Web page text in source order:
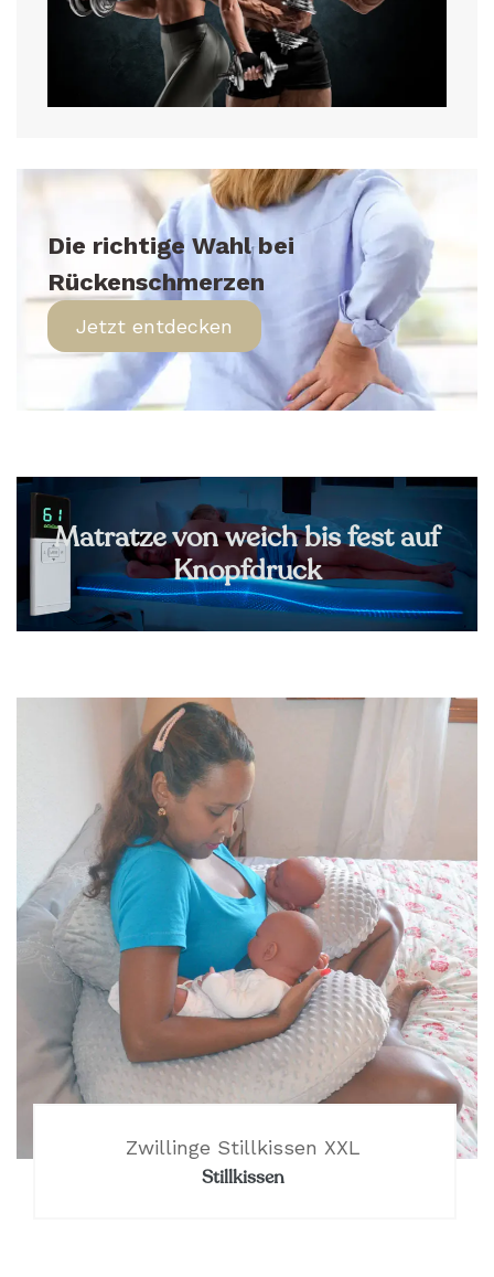
Die richtige Wahl bei
Rückenschmerzen
Jetzt entdecken
Matratze von weich bis fest auf
Knopfdruck
Zwillinge Stillkissen XXL
Stillkissen